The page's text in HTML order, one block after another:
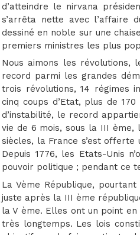
d’atteindre le nirvana
s’arrêta nette avec l’affaire
dessiné en noble sur une
premiers ministres les plus
Nous aimons les révolutions,
record parmi les grandes
trois révolutions, 14 régimes
cinq coups d’Etat, plus de
d’instabilité, le record
vie de 6 mois, sous la III ème,
siècles, la France s’est
Depuis 1776, les Etats-Unis
pouvoir politique ; pendant ce
La Vème République,
juste après la III ème
la V ème. Elles ont un point
très longtemps. Les lois